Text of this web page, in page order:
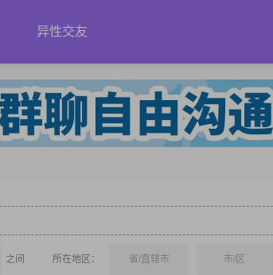
异性交友
之间 所在地区： 省/直辖市 市/区